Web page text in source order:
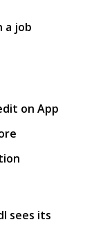
a job
on App
sees its